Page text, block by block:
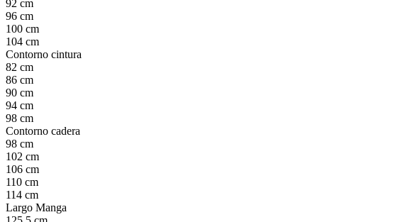
92 cm
96 cm
100 cm
104 cm
Contorno cintura
82 cm
86 cm
90 cm
94 cm
98 cm
Contorno cadera
98 cm
102 cm
106 cm
110 cm
114 cm
Largo Manga